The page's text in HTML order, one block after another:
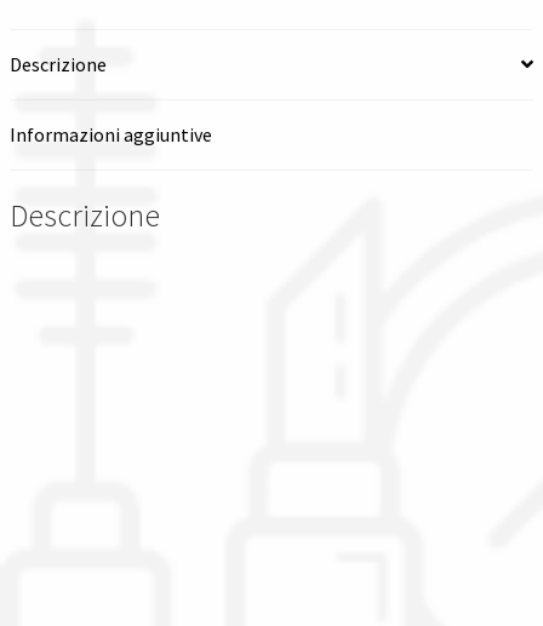
Descrizione
Informazioni aggiuntive
Descrizione